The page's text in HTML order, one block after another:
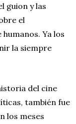
guion y las
el
Ya los
la siempre
del cine
también fue
los meses